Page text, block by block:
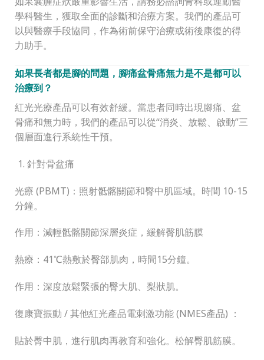
學科醫生，獲取全面的診斷和治療方案。我們的產品可
以與醫療手段協同，作為術前保守治療或術後康復的得
力助手。
如果長者都是腳的問題，腳痛盆骨痛無力是不是都可以
治療到？
紅光光療產品可以有效舒緩。當患者同時出現腳痛、盆
骨痛和無力時，我們的產品可以從“消炎、放鬆、啟動”三
個層面進行系統性干預。
針對骨盆痛
光療 (PBMT)：照射骶髂關節和臀中肌區域。時間 10-15
分鐘。
作用：減輕骶髂關節深層炎症，緩解臀肌筋膜
熱療：41℃熱敷於臀部肌肉，時間15分鐘。
作用：深度放鬆緊張的臀大肌、梨狀肌。
復康寶振動 / 其他紅光產品電刺激功能 (NMES產品) ：
貼於臀中肌，進行肌肉再教育和強化。松解臀肌筋膜。